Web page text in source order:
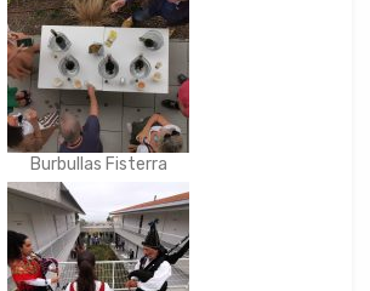
Burbullas Fisterra